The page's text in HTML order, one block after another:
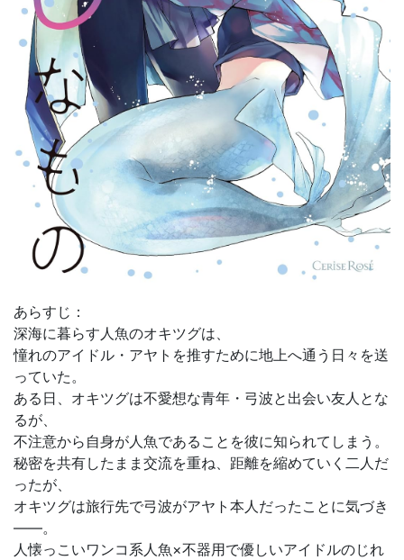
あらすじ：
深海に暮らす人魚のオキツグは、
憧れのアイドル・アヤトを推すために地上へ通う日々を送
っていた。
ある日、オキツグは不愛想な青年・弓波と出会い友人とな
るが、
不注意から自身が人魚であることを彼に知られてしまう。
秘密を共有したまま交流を重ね、距離を縮めていく二人だ
ったが、
オキツグは旅行先で弓波がアヤト本人だったことに気づき
――。
人懐っこいワンコ系人魚×不器用で優しいアイドルのじれ